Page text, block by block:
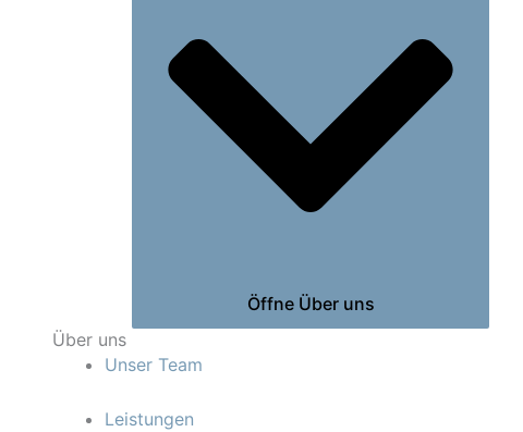
Öffne Über uns
Über uns
Unser Team
Leistungen